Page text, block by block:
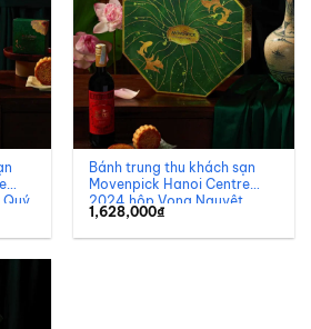
090.151.9091
Quý
Bánh trung thu khách sạn
Movenpick Hanoi Centre
2024 hộp Vọng Nguyệt
Đoàn Viên
1,628,000₫